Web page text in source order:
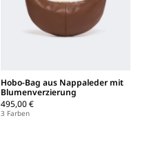
Hobo-Bag aus Nappaleder mit
Blumenverzierung
495,00 €
3 Farben